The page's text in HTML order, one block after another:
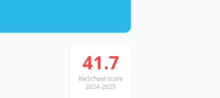
41.7
KieSchool score
2024-2025